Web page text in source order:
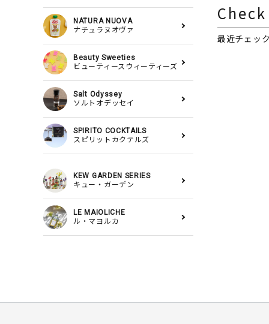
NATURA NUOVA
ナチュラヌオヴァ
Beauty Sweeties
ビューティースウィーティーズ
Salt Odyssey
ソルトオデッセイ
SPIRITO COCKTAILS
スピリットカクテルズ
KEW GARDEN SERIES
キュー・ガーデン
LE MAIOLICHE
ル・マヨルカ
最近チェッ